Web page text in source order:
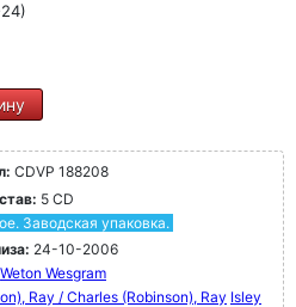
CDVP 188208
5 CD
Заводская упаковка.
24-10-2006
Weton Wesgram
Ray / Charles (Robinson), Ray Isley